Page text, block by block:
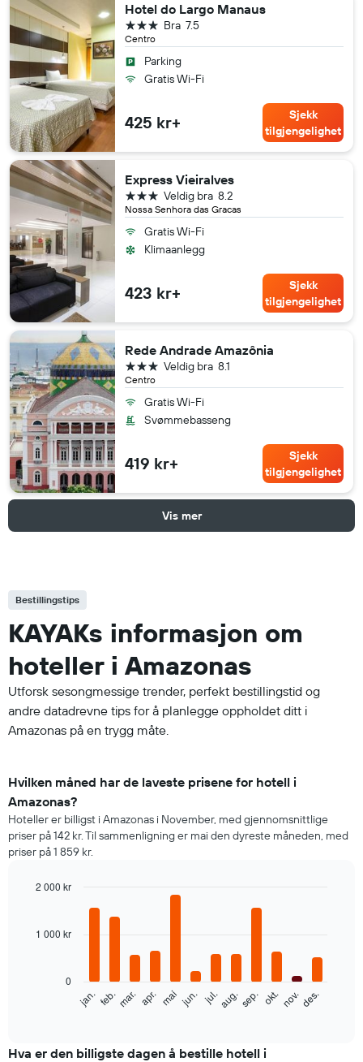
Hotel do Largo Manaus
Centro
7.5
Bra
3 stjerner
Parking
Gratis Wi-Fi
425 kr+
Sjekk
tilgjengelighet
Express Vieiralves
Nossa Senhora das Gracas
8.2
Veldig bra
3 stjerner
Gratis Wi-Fi
Klimaanlegg
423 kr+
Sjekk
tilgjengelighet
Rede Andrade Amazônia
Centro
8.1
Veldig bra
3 stjerner
Gratis Wi-Fi
Svømmebasseng
419 kr+
Sjekk
tilgjengelighet
Vis mer
Bestillingstips
KAYAKs informasjon om
hoteller i Amazonas
Utforsk sesongmessige trender, perfekt bestillingstid og
andre datadrevne tips for å planlegge oppholdet ditt i
Amazonas på en trygg måte.
Hvilken måned har de laveste prisene for hotell i
Amazonas?
Hoteller er billigst i Amazonas i November, med gjennomsnittlige
priser på 142 kr. Til sammenligning er mai den dyreste måneden, med
priser på 1 859 kr.
with
Diagrammet
for
jan. feb.mar. apr. mai jun. jul.aug.sep. okt.nov.des.
0
1 000 kr
2 000 kr
Hva er den billigste dagen å bestille hotell i